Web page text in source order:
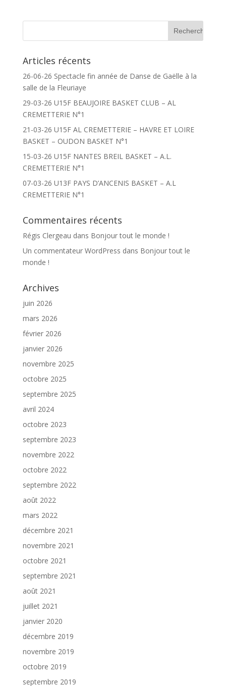
Articles récents
26-06-26 Spectacle fin année de Danse de Gaëlle à la
salle de la Fleuriaye
29-03-26 U15F BEAUJOIRE BASKET CLUB – AL
CREMETTERIE N°1
21-03-26 U15F AL CREMETTERIE – HAVRE ET LOIRE
BASKET – OUDON BASKET N°1
15-03-26 U15F NANTES BREIL BASKET – A.L.
CREMETTERIE N°1
07-03-26 U13F PAYS D’ANCENIS BASKET – A.L
CREMETTERIE N°1
Commentaires récents
Régis Clergeau dans Bonjour tout le monde !
Un commentateur WordPress dans Bonjour tout le
monde !
Archives
juin 2026
mars 2026
février 2026
janvier 2026
novembre 2025
octobre 2025
septembre 2025
avril 2024
octobre 2023
septembre 2023
novembre 2022
octobre 2022
septembre 2022
août 2022
mars 2022
décembre 2021
novembre 2021
octobre 2021
septembre 2021
août 2021
juillet 2021
janvier 2020
décembre 2019
novembre 2019
octobre 2019
septembre 2019